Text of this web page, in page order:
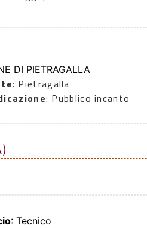
DI PIETRAGALLA
: Pietragalla
: Pubblico incanto
: Tecnico